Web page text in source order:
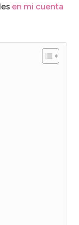
en mi cuenta